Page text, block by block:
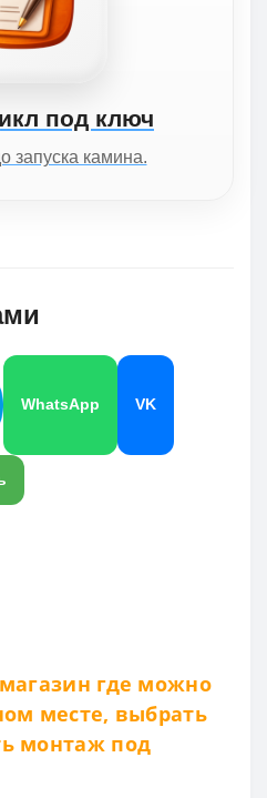
под ключ
запуска камина.
WhatsApp VK
магазин где можно
месте, выбрать
монтаж под